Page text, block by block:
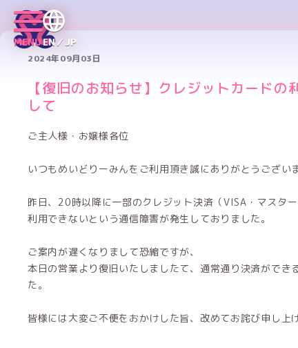
MENUEN／JP
2024年09月03日
【復旧のお知らせ】クレジットカードの
して
ご主人様・お嬢様各位
いつもめいどりーみんをご利用頂き誠にありがとうございま
昨日、20時以降に一部のクレジット決済（VISA・マスタ
利用できないという通信障害が発生しておりました。
ご案内が遅くなりまして恐縮ですが、
本日の営業より復旧いたしましたて、通常通り決済ができ
た。
皆様には大変ご不便をおかけした旨、改めてお詫び申し上